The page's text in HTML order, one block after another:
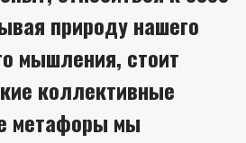
природу нашего
мышления, стоит
коллективные
метафоры мы